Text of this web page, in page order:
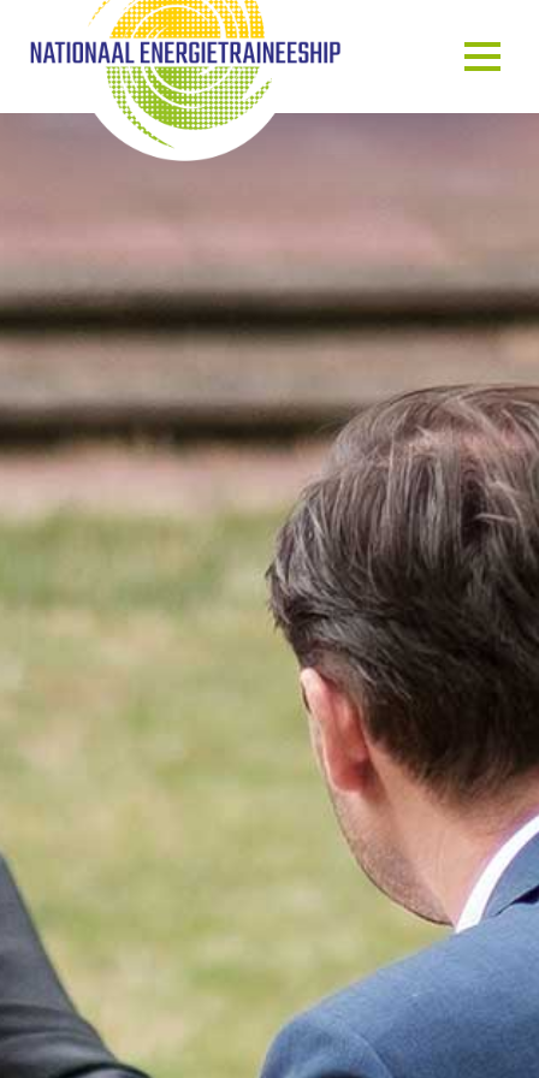
ONS VERHAAL
HET TRAINEESHIP
ONZE MENSEN
ONZE GASTSPREKERS
BLOG & NIEUWS
AGENDA
STARTERS
JOUW VERHAAL
PROGRAMMA INHOUD
JOUW TOEKOMST
INSCHRIJVEN